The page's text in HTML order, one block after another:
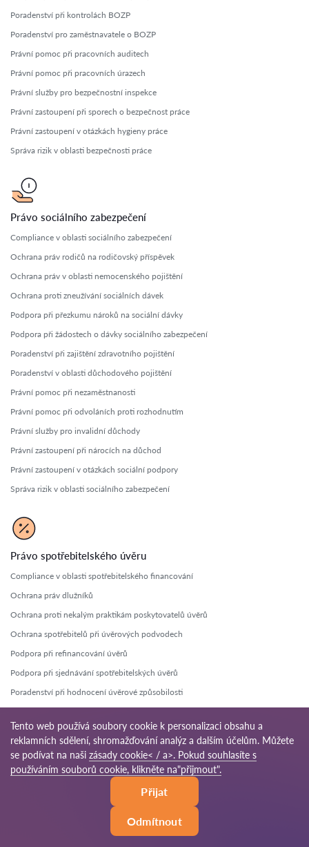
Poradenství při kontrolách BOZP
Poradenství pro zaměstnavatele o BOZP
Právní pomoc při pracovních auditech
Právní pomoc při pracovních úrazech
Právní služby pro bezpečnostní inspekce
Právní zastoupení při sporech o bezpečnost práce
Právní zastoupení v otázkách hygieny práce
Správa rizik v oblasti bezpečnosti práce
Právo sociálního zabezpečení
Compliance v oblasti sociálního zabezpečení
Ochrana práv rodičů na rodičovský příspěvek
Ochrana práv v oblasti nemocenského pojištění
Ochrana proti zneužívání sociálních dávek
Podpora při přezkumu nároků na sociální dávky
Podpora při žádostech o dávky sociálního zabezpečení
Poradenství při zajištění zdravotního pojištění
Poradenství v oblasti důchodového pojištění
Právní pomoc při nezaměstnanosti
Právní pomoc při odvoláních proti rozhodnutím
Právní služby pro invalidní důchody
Právní zastoupení při nárocích na důchod
Právní zastoupení v otázkách sociální podpory
Správa rizik v oblasti sociálního zabezpečení
Právo spotřebitelského úvěru
Compliance v oblasti spotřebitelského financování
Ochrana práv dlužníků
Ochrana proti nekalým praktikám poskytovatelů úvěrů
Ochrana spotřebitelů při úvěrových podvodech
Podpora při refinancování úvěrů
Podpora při sjednávání spotřebitelských úvěrů
Poradenství při hodnocení úvěrové způsobilosti
Právní pomoc při nesplacených pohledávkách
Právní pomoc při vymáhání dluhů
Právní služby pro poskytovatele úvěrů
Právní zastoupení při sporech o úvěry
Právní zastoupení v otázkách smluvních podmínek
Správa rizik v oblasti spotřebitelského úvěru
Tento web používá soubory cookie k personalizaci obsahu a
reklamních sdělení, shromažďování analýz a dalším účelům. Můžete
se podívat na naši zásady cookie< / a>. Pokud souhlasíte s
používáním souborů cookie, klikněte na"přijmout".
Přijat
Odmítnout